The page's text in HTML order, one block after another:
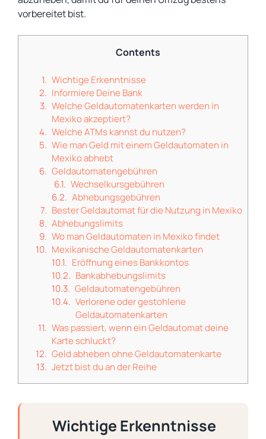
vorbereitet bist.
Contents
Wichtige Erkenntnisse
Informiere Deine Bank
Welche Geldautomatenkarten werden in
Mexiko akzeptiert?
Welche ATMs kannst du nutzen?
Wie man Geld mit einem Geldautomaten in
Mexiko abhebt
Geldautomatengebühren
Wechselkursgebühren
Abhebungsgebühren
Bester Geldautomat für die Nutzung in Mexiko
Abhebungslimits
Wo man Geldautomaten in Mexiko findet
Mexikanische Geldautomatenkarten
Eröffnung eines Bankkontos
Bankabhebungslimits
Geldautomatengebühren
Verlorene oder gestohlene
Geldautomatenkarten
Was passiert, wenn ein Geldautomat deine
Karte schluckt?
Geld abheben ohne Geldautomatenkarte
Jetzt bist du an der Reihe
Wichtige Erkenntnisse